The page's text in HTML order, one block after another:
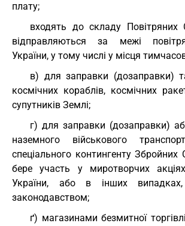
плату;
входять до складу Повітряних
відправляються за межі
України, у тому числі у місця
в) для заправки (дозаправки)
космічних кораблів, космічних
супутників Землі;
г) для заправки (дозаправки)
наземного військового
спеціального контингенту
бере участь у миротворчих
України, або в інших випадках,
законодавством;
ґ) магазинами безмитної